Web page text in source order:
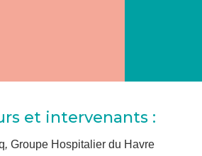
et intervenants :
,Groupe Hospitalier du Havre